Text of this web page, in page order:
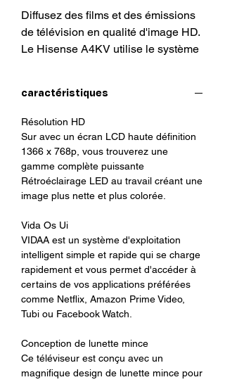
Diffusez des films et des émissions
de télévision en qualité d'image HD.
Le Hisense A4KV utilise le système
C’est le système d’exploitation
propriétaire des téléviseurs
intelligents Hisense. Conçu à
l’origine au Canada, il est
entièrement optimisé pour chacun
de nos téléviseurs. Le mode Jeu
vous permet de découvrir un
longueur d'avance sur le jeu avec un
décalage d'entrée minimal - ce qui
augmente vos chances de remporter
des victoires légendaires!
caractéristiques
Résolution HD
Sur avec un écran LCD haute définition
1366 x 768p, vous trouverez une
gamme complète puissante
Rétroéclairage LED au travail créant une
image plus nette et plus colorée.
Vida Os Ui
VIDAA est un système d'exploitation
intelligent simple et rapide qui se charge
rapidement et vous permet d'accéder à
certains de vos applications préférées
comme Netflix, Amazon Prime Video,
Tubi ou Facebook Watch.
Conception de lunette mince
Ce téléviseur est conçu avec un
magnifique design de lunette mince pour